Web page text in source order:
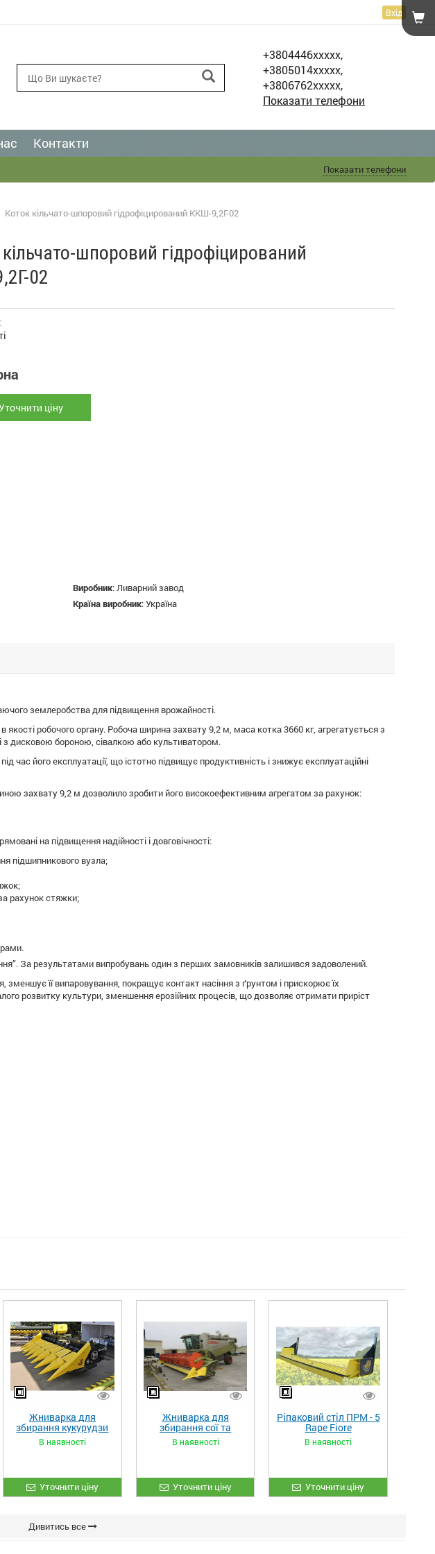
Вхід
+3804446xxxxx,
+3805014xxxxx,
+3806762xxxxx,
Показати телефони
Контакти
Показати телефони
Коток кільчато-шпоровий гідрофіцирований ККШ-9,2Г-02
шпоровий гідрофіцирований
02
ціну
Виробник:Ливарний завод
Країна виробник:Україна
землеробства для підвищення врожайності.
робочого органу. Робоча ширина захвату 9,2 м, маса котка 3660 кг, агрегатується з
дисковою бороною, сівалкою або культиватором.
час його експлуатації, що істотно підвищує продуктивність і знижує експлуатаційні
захвату 9,2 м дозволило зробити його високоефективним агрегатом за рахунок:
на підвищення надійності і довговічності:
підшипникового вузла;
рахунок стяжки;
рами.
За результатами випробувань один з перших замовників залишився задоволений.
її випаровування, покращує контакт насіння з ґрунтом і прискорює їх
розвитку культури, зменшення ерозійних процесів, що дозволяє отримати приріст
Жниварка для
збирання кукурудзи
ЖКИ-870
В наявності
Уточнити ціну
Жниварка для
збирання сої та
гороху «ETTARO»
В наявності
Уточнити ціну
Ріпаковий стіл ПРМ - 5
Rape Fiore
В наявності
Уточнити ціну
Дивитись все